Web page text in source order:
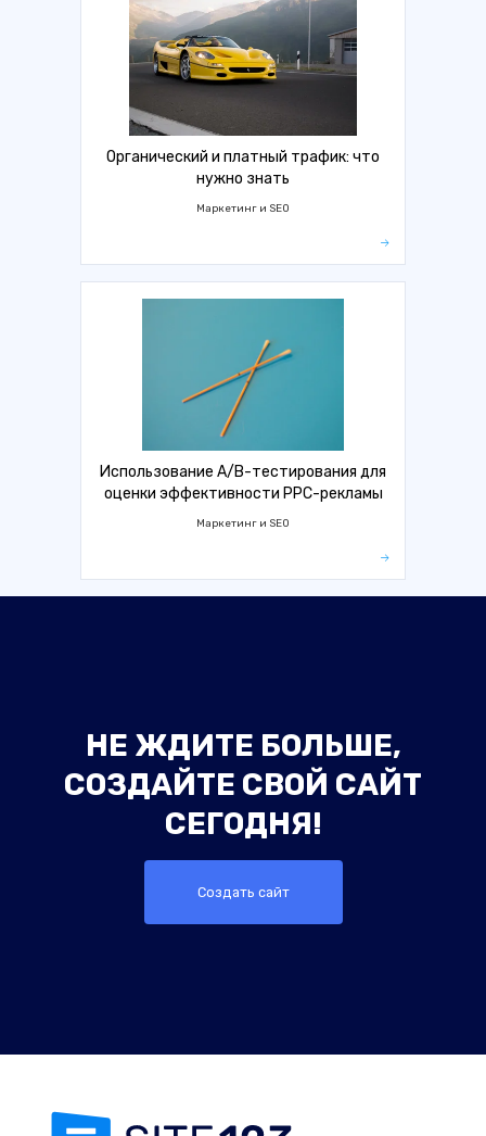
Органический и платный трафик: что
нужно знать
Маркетинг и SEO
Использование A/B-тестирования для
оценки эффективности PPC-рекламы
Маркетинг и SEO
НЕ ЖДИТЕ БОЛЬШЕ,
СОЗДАЙТЕ СВОЙ САЙТ
СЕГОДНЯ!
Создать сайт